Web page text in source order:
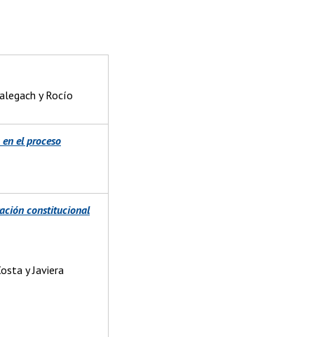
y Rocío
el proceso
constitucional
y Javiera